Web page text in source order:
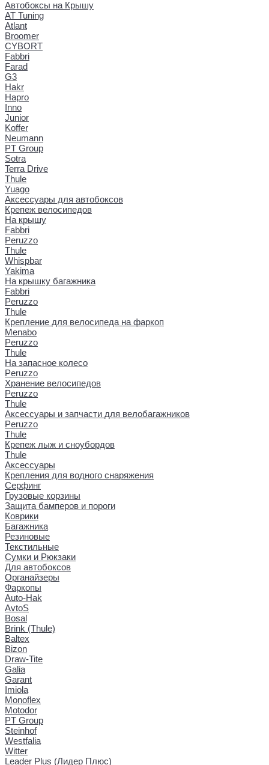
Автобоксы на Крышу
AT Tuning
Atlant
Broomer
CYBORT
Fabbri
Farad
G3
Hakr
Hapro
Inno
Junior
Koffer
Neumann
PT Group
Sotra
Terra Drive
Thule
Yuago
Аксессуары для автобоксов
Крепеж велосипедов
На крышу
Fabbri
Peruzzo
Thule
Whispbar
Yakima
На крышку багажника
Fabbri
Peruzzo
Thule
Крепление для велосипеда на фаркоп
Menabo
Peruzzo
Thule
На запасное колесо
Peruzzo
Хранение велосипедов
Peruzzo
Thule
Аксессуары и запчасти для велобагажников
Peruzzo
Thule
Крепеж лыж и сноубордов
Thule
Аксессуары
Крепления для водного снаряжения
Серфинг
Грузовые корзины
Защита бамперов и пороги
Коврики
Багажника
Резиновые
Текстильные
Сумки и Рюкзаки
Для автобоксов
Органайзеры
Фаркопы
Auto-Hak
AvtoS
Bosal
Brink (Thule)
Baltex
Bizon
Draw-Tite
Galia
Garant
Imiola
Monoflex
Motodor
PT Group
Steinhof
Westfalia
Witter
Leader Plus (Лидер Плюс)